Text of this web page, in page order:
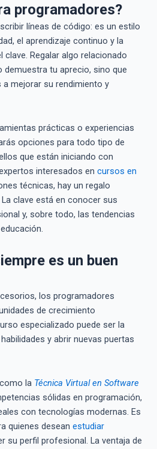
programadores?
líneas de código: es un estilo
el aprendizaje continuo y la
clave. Regalar algo relacionado
tu aprecio, sino que
a mejorar su rendimiento y
prácticas o experiencias
opciones para todo tipo de
que están iniciando con
interesados en cursos en
técnicas, hay un regalo
clave está en conocer sus
y, sobre todo, las tendencias
es un buen
los programadores
de crecimiento
especializado puede ser la
y abrir nuevas puertas
la Técnica Virtual en Software
sólidas en programación,
con tecnologías modernas. Es
quienes desean estudiar
su perfil profesional. La ventaja de